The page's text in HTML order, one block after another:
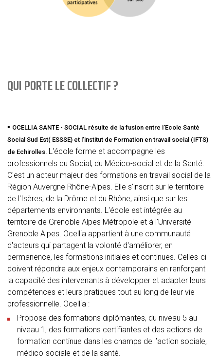
QUI PORTE LE COLLECTIF ?
▪ OCELLIA SANTE - SOCIAL résulte de la fusion entre l'Ecole Santé
Social Sud Est( ESSSE) et l'institut de Formation en travail social (IFTS)
de Echirolles. L'école forme et accompagne les
professionnels du Social, du Médico-social et de la Santé.
C'est un acteur majeur des formations en travail social de la
Région Auvergne Rhône-Alpes. Elle s'inscrit sur le territoire
de l'Isères, de la Drôme et du Rhône, ainsi que sur les
départements environnants. L'école est intégrée au
territoire de Grenoble Alpes Métropole et à l'Université
Grenoble Alpes. Ocellia appartient à une communauté
d'acteurs qui partagent la volonté d'améliorer, en
permanence, les formations initiales et continues. Celles-ci
doivent répondre aux enjeux contemporains en renforçant
la capacité des intervenants à développer et adapter leurs
compétences et leurs pratiques tout au long de leur vie
professionnelle. Ocellia :
Propose des formations diplômantes, du niveau 5 au
niveau 1, des formations certifiantes et des actions de
formation continue dans les champs de l’action sociale,
médico-sociale et de la santé.